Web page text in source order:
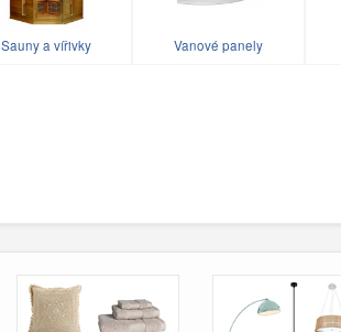
Sauny a vířivky Vanové panely